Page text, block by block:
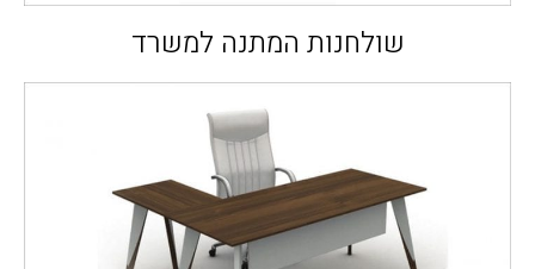
שולחנות המתנה למשרד